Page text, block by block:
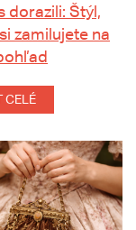
dorazili: Štýl,
zamilujete na
CELÉ